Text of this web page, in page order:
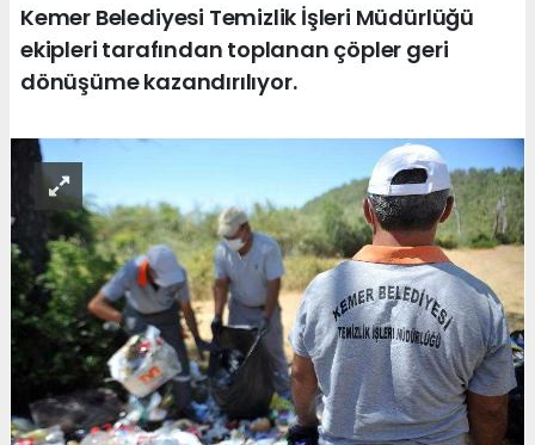
Kemer Belediyesi Temizlik İşleri Müdürlüğü
ekipleri tarafından toplanan çöpler geri
dönüşüme kazandırılıyor.